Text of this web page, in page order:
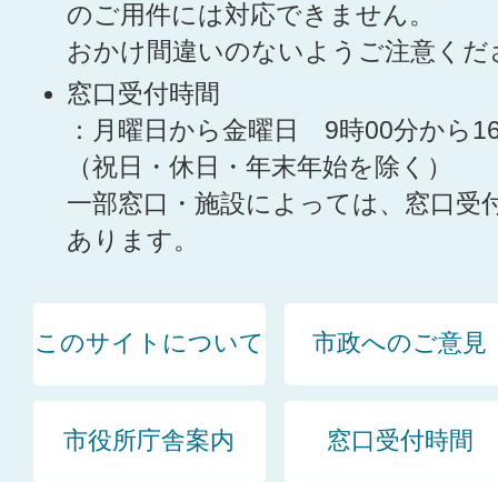
のご用件には対応できません。
おかけ間違いのないようご注意くだ
窓口受付時間
：月曜日から金曜日 9時00分から
（祝日・休日・年末年始を除く）
一部窓口・施設によっては、窓口受
あります。
このサイトについて 市政へのご意見
市役所庁舎案内 窓口受付時間